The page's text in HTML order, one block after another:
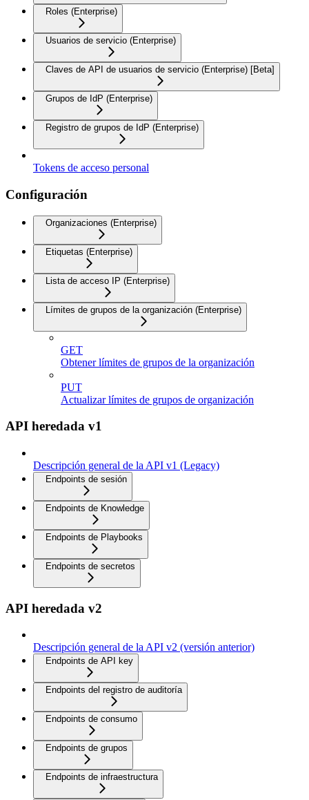
Roles (Enterprise)
Usuarios de servicio (Enterprise)
Claves de API de usuarios de servicio (Enterprise) [Beta]
Grupos de IdP (Enterprise)
Registro de grupos de IdP (Enterprise)
Tokens de acceso personal
Configuración
Organizaciones (Enterprise)
Etiquetas (Enterprise)
Lista de acceso IP (Enterprise)
Límites de grupos de la organización (Enterprise)
GET
Obtener límites de grupos de la organización
PUT
Actualizar límites de grupos de organización
API heredada v1
Descripción general de la API v1 (Legacy)
Endpoints de sesión
Endpoints de Knowledge
Endpoints de Playbooks
Endpoints de secretos
API heredada v2
Descripción general de la API v2 (versión anterior)
Endpoints de API key
Endpoints del registro de auditoría
Endpoints de consumo
Endpoints de grupos
Endpoints de infraestructura